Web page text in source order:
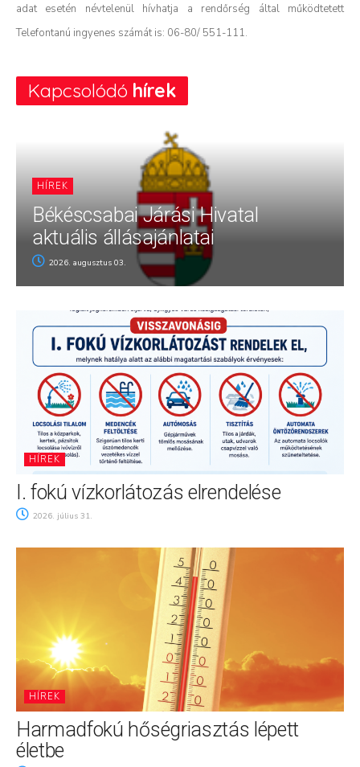
adat esetén névtelenül hívhatja a rendőrség által működtetett
Telefontanú ingyenes számát is: 06-80/ 551-111.
Kapcsolódó hírek
HÍREK
Békéscsabai Járási Hivatal
aktuális állásajánlatai
2026. augusztus 03.
HÍREK
I. fokú vízkorlátozás elrendelése
2026. július 31.
HÍREK
Harmadfokú hőségriasztás lépett
életbe